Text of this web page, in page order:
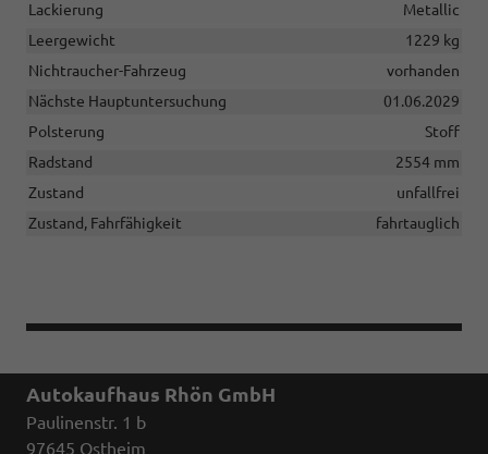
Lackierung
Metallic
Leergewicht
1229 kg
Nichtraucher-Fahrzeug
vorhanden
Nächste Hauptuntersuchung
01.06.2029
Polsterung
Stoff
Radstand
2554 mm
Zustand
unfallfrei
Zustand, Fahrfähigkeit
fahrtauglich
Autokaufhaus Rhön GmbH
Paulinenstr. 1 b
97645 Ostheim